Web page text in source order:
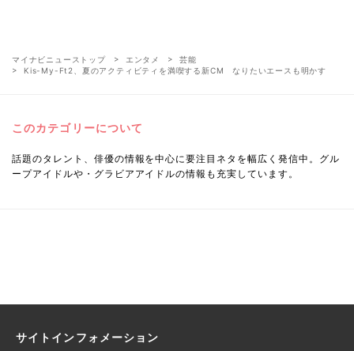
マイナビニューストップ エンタメ
芸能
Kis-My-Ft2、夏のアクティビティを満喫する新CM なりたいエースも明かす
このカテゴリーについて
話題のタレント、俳優の情報を中心に要注目ネタを幅広く発信中。グル
ープアイドルや・グラビアアイドルの情報も充実しています。
サイトインフォメーション